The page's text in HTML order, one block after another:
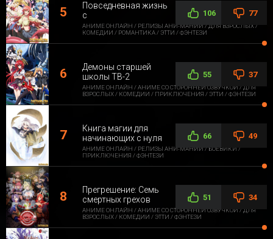
Повседневная жизнь
с
АНИМЕ ОНЛАЙН / РЕЛИЗЫ АНИ-МАНИИ / ДЛЯ ВЗРОСЛЫХ /
КОМЕДИИ / РОМАНТИКА / ЭТТИ / ФЭНТЕЗИ
106 77
Демоны старшей
школы ТВ-2
АНИМЕ ОНЛАЙН / АНИМЕ СО СТОРОННЕЙ ОЗВУЧКОЙ / ДЛЯ
ВЗРОСЛЫХ / КОМЕДИИ / ПРИКЛЮЧЕНИЯ / ЭТТИ / ФЭНТЕЗИ
55 37
Книга магии для
начинающих с нуля
АНИМЕ ОНЛАЙН / РЕЛИЗЫ АНИ-МАНИИ / БОЕВИКИ /
ПРИКЛЮЧЕНИЯ / ФЭНТЕЗИ
66 49
Прегрешение: Семь
смертных грехов
АНИМЕ ОНЛАЙН / АНИМЕ СО СТОРОННЕЙ ОЗВУЧКОЙ / ДЛЯ
ВЗРОСЛЫХ / КОМЕДИИ / ЭТТИ / ФЭНТЕЗИ
51 34